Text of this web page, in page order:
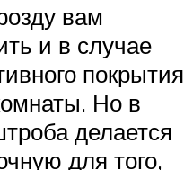
вам
и в случае
покрытия
Но в
делается
для того,